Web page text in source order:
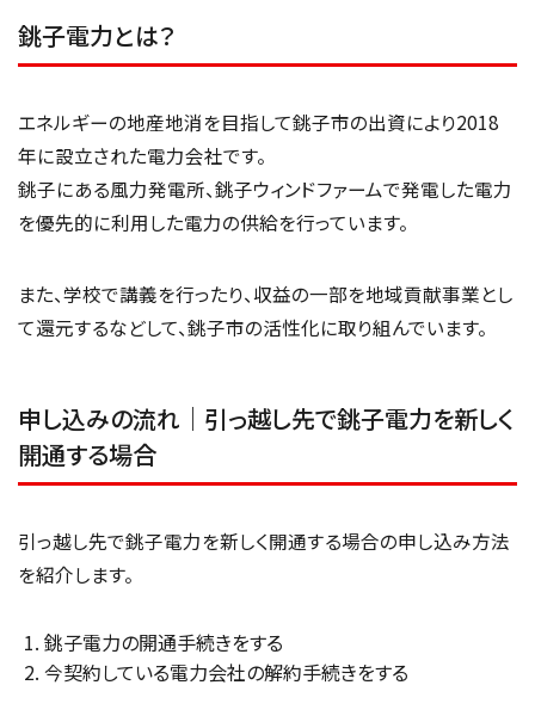
銚子電力とは？
エネルギーの地産地消を目指して銚子市の出資により2018
年に設立された電力会社です。
銚子にある風力発電所、銚子ウィンドファームで発電した電力
を優先的に利用した電力の供給を行っています。
また、学校で講義を行ったり、収益の一部を地域貢献事業とし
て還元するなどして、銚子市の活性化に取り組んでいます。
申し込みの流れ｜引っ越し先で銚子電力を新しく
開通する場合
引っ越し先で銚子電力を新しく開通する場合の申し込み方法
を紹介します。
銚子電力の開通手続きをする
今契約している電力会社の解約手続きをする